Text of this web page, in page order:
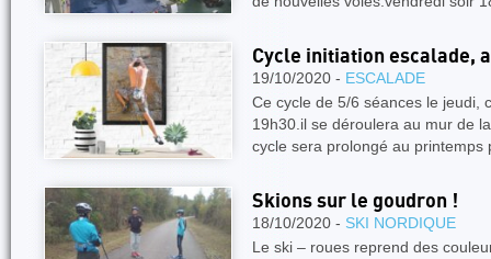
Cycle initiation escalade,
19/10/2020 - ESCALADE
Ce cycle de 5/6 séances le jeudi,
19h30.il se déroulera au mur de
cycle sera prolongé au printemps
Skions sur le goudron !
18/10/2020 - SKI NORDIQUE
Le ski – roues reprend des